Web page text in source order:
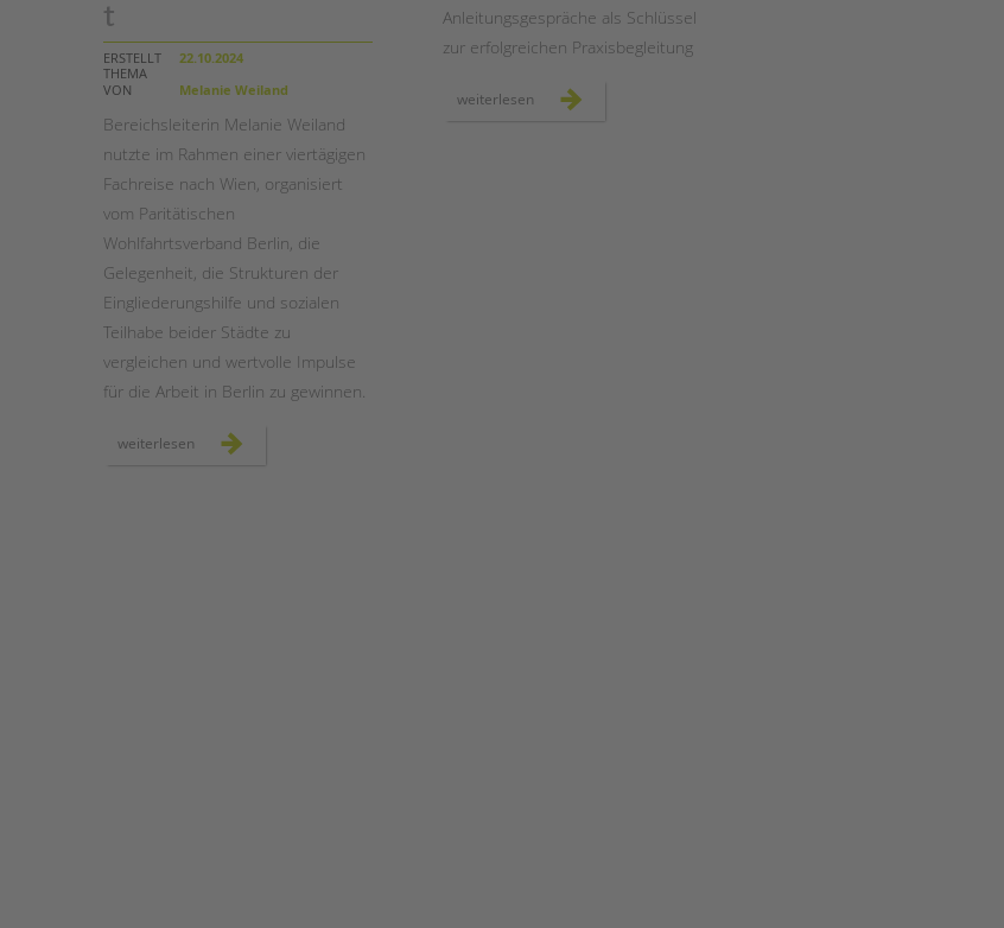
STADTTEILARBEIT
t
ERSTELLT
22.10.2024
THEMA
VON
Melanie Weiland
Bereichsleiterin Melanie Weiland
nutzte im Rahmen einer viertägigen
Fachreise nach Wien, organisiert
vom Paritätischen
Wohlfahrtsverband Berlin, die
Gelegenheit, die Strukturen der
Eingliederungshilfe und sozialen
Teilhabe beider Städte zu
vergleichen und wertvolle Impulse
für die Arbeit in Berlin zu gewinnen.
weiterlesen fachlicher
austausch
Anleitungsgespräche als Schlüssel
zur erfolgreichen Praxisbegleitung
weiterlesen fachtag